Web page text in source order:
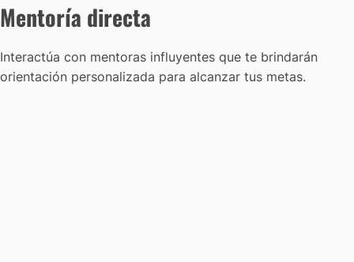
Mentoría directa
Interactúa con mentoras influyentes que te brindarán
orientación personalizada para alcanzar tus metas.